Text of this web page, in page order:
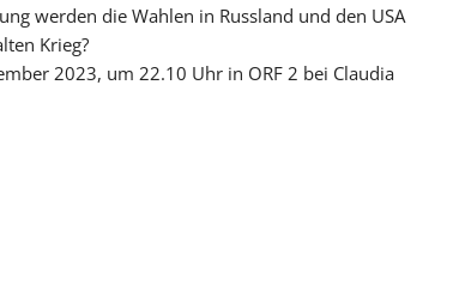
werden die Wahlen in Russland und den USA
Krieg?
2023, um 22.10 Uhr in ORF 2 bei Claudia